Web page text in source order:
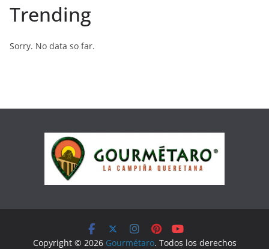
Trending
Sorry. No data so far.
Copyright © 2026 Gourmétaro. Todos los derechos